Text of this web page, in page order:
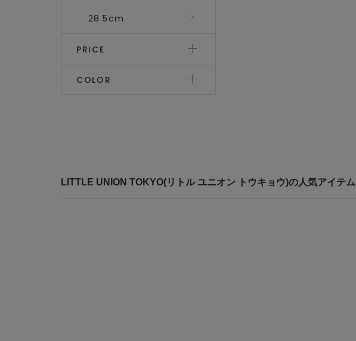
28.5cm
PRICE
COLOR
LITTLE UNION TOKYO(リトル ユニオン トウキョウ)の人気アイテム